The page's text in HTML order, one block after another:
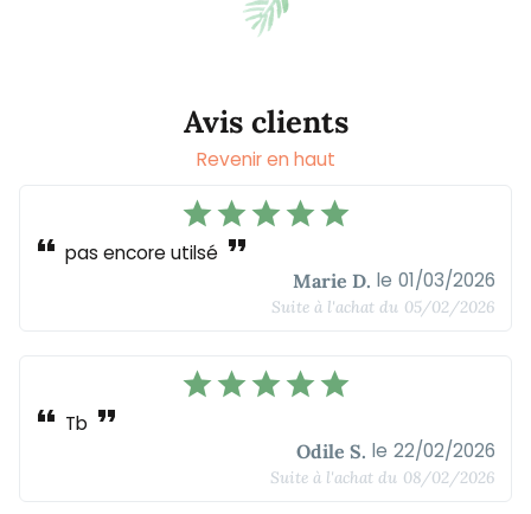
Avis clients
Revenir en haut
star star star star star
format_quote pas encore utilsé format_quote
Marie D. le 01/03/2026
Suite à l'achat du 05/02/2026
star star star star star
format_quote Tb format_quote
Odile S. le 22/02/2026
Suite à l'achat du 08/02/2026